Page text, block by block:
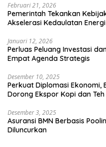
Februari 21, 2026
Pemerintah Tekankan
Akselerasi Kedaulatan
Januari 12, 2026
Perluas Peluang Investasi
Empat Agenda Strategis
Desember 10, 2025
Perkuat Diplomasi Ekonomi,
Dorong Ekspor Kopi dan
Desember 3, 2025
Asuransi BMN Berbasis
Diluncurkan